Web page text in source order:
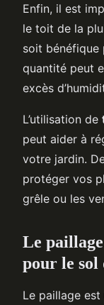
Enfin, il est
le toit de la
soit bénéfique
quantité peut
excès
L’utilisation de
peut aider à
votre jardin.
protéger vos
grêle ou les
Le
pour le
Le paillage